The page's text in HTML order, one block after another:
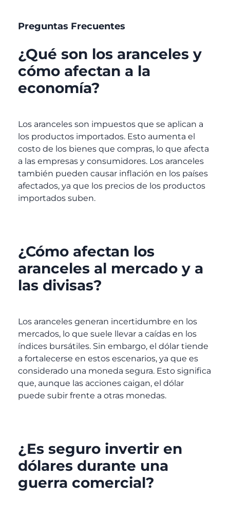
Preguntas Frecuentes
¿Qué son los aranceles y
cómo afectan a la
economía?
Los aranceles son impuestos que se aplican a
los productos importados. Esto aumenta el
costo de los bienes que compras, lo que afecta
a las empresas y consumidores. Los aranceles
también pueden causar inflación en los países
afectados, ya que los precios de los productos
importados suben.
¿Cómo afectan los
aranceles al mercado y a
las divisas?
Los aranceles generan incertidumbre en los
mercados, lo que suele llevar a caídas en los
índices bursátiles. Sin embargo, el dólar tiende
a fortalecerse en estos escenarios, ya que es
considerado una moneda segura. Esto significa
que, aunque las acciones caigan, el dólar
puede subir frente a otras monedas.
¿Es seguro invertir en
dólares durante una
guerra comercial?